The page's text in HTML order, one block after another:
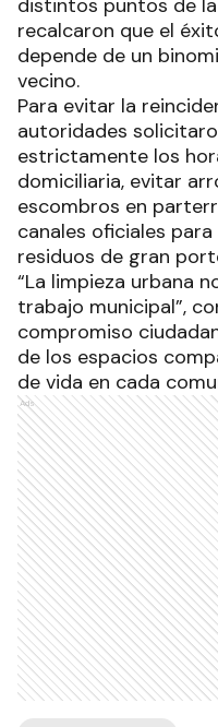
Desde la Dirección
subrayaron que
de un cronograma
distintos puntos de la
recalcaron que el
depende de un
vecino.
Para evitar la
autoridades
estrictamente los
domiciliaria, evitar
escombros en
canales oficiales
residuos de gran
“La limpieza urbana
trabajo municipal”,
compromiso
de los espacios
de vida en cada
Ads